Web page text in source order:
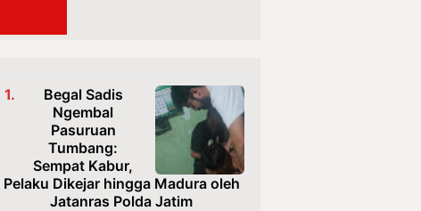
Begal Sadis
Ngembal
Pasuruan
Tumbang:
Sempat Kabur,
Pelaku Dikejar hingga Madura oleh
Jatanras Polda Jatim